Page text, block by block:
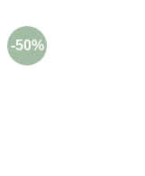
-50%